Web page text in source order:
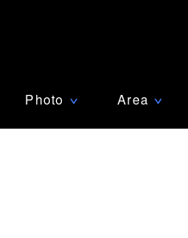
Photo ∨ Area ∨